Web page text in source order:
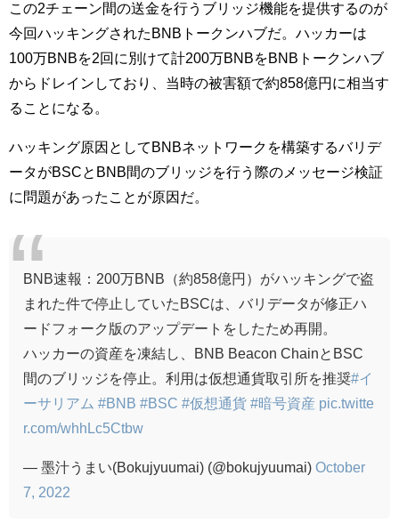
この2チェーン間の送金を行うブリッジ機能を提供するのが
今回ハッキングされたBNBトークンハブだ。ハッカーは
100万BNBを2回に別けて計200万BNBをBNBトークンハブ
からドレインしており、当時の被害額で約858億円に相当す
ることになる。
ハッキング原因としてBNBネットワークを構築するバリデ
ータがBSCとBNB間のブリッジを行う際のメッセージ検証
に問題があったことが原因だ。
BNB速報：200万BNB（約858億円）がハッキングで盗
まれた件で停止していたBSCは、バリデータが修正ハ
ードフォーク版のアップデートをしたため再開。
ハッカーの資産を凍結し、BNB Beacon ChainとBSC
間のブリッジを停止。利用は仮想通貨取引所を推奨#イ
ーサリアム #BNB #BSC #仮想通貨 #暗号資産 pic.twitte
r.com/whhLc5Ctbw
— 墨汁うまい(Bokujyuumai) (@bokujyuumai) October
7, 2022